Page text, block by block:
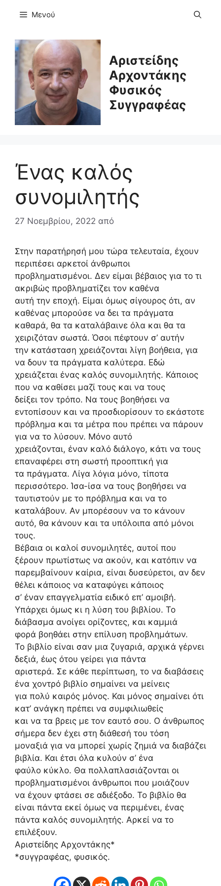
Μενού
Αριστείδης
Αρχοντάκης
Φυσικός
Συγγραφέας
Ένας καλός
συνομιλητής
27 Νοεμβρίου, 2022 από
Στην παρατήρησή μου τώρα τελευταία, έχουν
περιπέσει αρκετοί άνθρωποι
προβληματισμένοι. Δεν είμαι βέβαιος για το τι
ακριβώς προβληματίζει τον καθένα
αυτή την εποχή. Είμαι όμως σίγουρος ότι, αν
καθένας μπορούσε να δει τα πράγματα
καθαρά, θα τα καταλάβαινε όλα και θα τα
χειριζόταν σωστά. Όσοι πέφτουν σ’ αυτήν
την κατάσταση χρειάζονται λίγη βοήθεια, για
να δουν τα πράγματα καλύτερα. Εδώ
χρειάζεται ένας καλός συνομιλητής. Κάποιος
που να καθίσει μαζί τους και να τους
δείξει τον τρόπο. Να τους βοηθήσει να
εντοπίσουν και να προσδιορίσουν το εκάστοτε
πρόβλημα και τα μέτρα που πρέπει να πάρουν
για να το λύσουν. Μόνο αυτό
χρειάζονται, έναν καλό διάλογο, κάτι να τους
επαναφέρει στη σωστή προοπτική για
τα πράγματα. Λίγα λόγια μόνο, τίποτα
περισσότερο. Ίσα-ίσα να τους βοηθήσει να
ταυτιστούν με το πρόβλημα και να το
καταλάβουν. Αν μπορέσουν να το κάνουν
αυτό, θα κάνουν και τα υπόλοιπα από μόνοι
τους.
Βέβαια οι καλοί συνομιλητές, αυτοί που
ξέρουν πρωτίστως να ακούν, και κατόπιν να
παρεμβαίνουν καίρια, είναι δυσεύρετοι, αν δεν
θέλει κάποιος να καταφύγει κάποιος
σ’ έναν επαγγελματία ειδικό επ’ αμοιβή.
Υπάρχει όμως κι η λύση του βιβλίου. Το
διάβασμα ανοίγει ορίζοντες, και καμμιά
φορά βοηθάει στην επίλυση προβλημάτων.
Το βιβλίο είναι σαν μια ζυγαριά, αρχικά γέρνει
δεξιά, έως ότου γείρει για πάντα
αριστερά. Σε κάθε περίπτωση, το να διαβάσεις
ένα χοντρό βιβλίο σημαίνει να μείνεις
για πολύ καιρός μόνος. Και μόνος σημαίνει ότι
κατ’ ανάγκη πρέπει να συμφιλιωθείς
και να τα βρεις με τον εαυτό σου. Ο άνθρωπος
σήμερα δεν έχει στη διάθεσή του τόση
μοναξιά για να μπορεί χωρίς ζημιά να διαβάζει
βιβλία. Και έτσι όλα κυλούν σ’ ένα
φαύλο κύκλο. Θα πολλαπλασιάζονται οι
προβληματισμένοι άνθρωποι που μοιάζουν
να έχουν φτάσει σε αδιέξοδο. Το βιβλίο θα
είναι πάντα εκεί όμως να περιμένει, ένας
πάντα καλός συνομιλητής. Αρκεί να το
επιλέξουν.
Αριστείδης Αρχοντάκης*
*συγγραφέας, φυσικός.